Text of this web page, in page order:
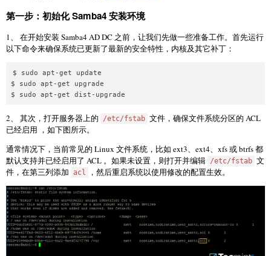
第一步：初始化 Samba4 安装环境
1、 在开始安装 Samba4 AD DC 之前，让我们先做一些准备工作。首先运行
以下命令来确保系统已更新了最新的安全特性，内核及其它补丁：
$ sudo apt-get update
$ sudo apt-get upgrade
2、 其次，打开服务器上的 /etc/fstab 文件，确保文件系统分区的 ACL
已经启用 ，如下图所示。
通常情况下，当前常见的 Linux 文件系统，比如 ext3、ext4、xfs 或 btrfs 都
默认支持并已经启用了 ACL 。如果未设置，则打开并编辑 /etc/fstab 文
件，在第三列添加 acl ，然后重启系统以使用修改的配置生效。